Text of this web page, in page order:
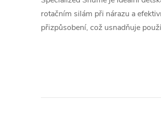
t
ů
l
á
c
rotačním silám při nárazu a
přizpůsobení, což usnadňuje